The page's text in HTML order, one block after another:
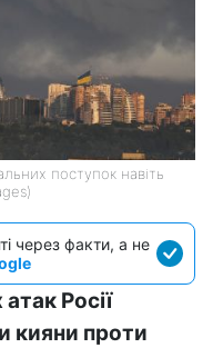
поступок навіть
через факти, а не
Росії
кияни проти